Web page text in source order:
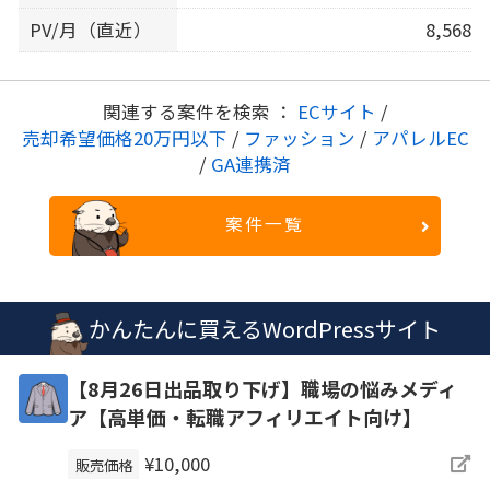
PV/月（直近） 8,568
関連する案件を検索 ： ECサイト /
売却希望価格20万円以下 / ファッション / アパレルEC
/ GA連携済
案件一覧
かんたんに買えるWordPressサイト
【8月26日出品取り下げ】職場の悩みメディ
ア【高単価・転職アフィリエイト向け】
販売価格 ¥10,000